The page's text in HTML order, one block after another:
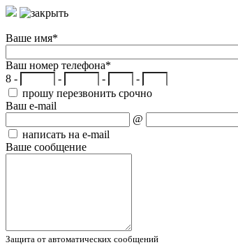
Ваше имя*
Ваш номер телефона*
8 -
- -
-
прошу перезвонить срочно
Ваш e-mail
@
написать на e-mail
Ваше сообщение
Защита от автоматических сообщений